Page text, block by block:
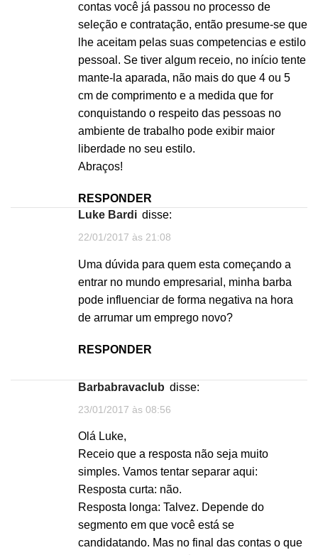
contas você já passou no processo de
seleção e contratação, então presume-se que
lhe aceitam pelas suas competencias e estilo
pessoal. Se tiver algum receio, no início tente
mante-la aparada, não mais do que 4 ou 5
cm de comprimento e a medida que for
conquistando o respeito das pessoas no
ambiente de trabalho pode exibir maior
liberdade no seu estilo.
Abraços!
RESPONDER
Luke Bardi disse:
22/01/2017 às 21:08
Uma dúvida para quem esta começando a
entrar no mundo empresarial, minha barba
pode influenciar de forma negativa na hora
de arrumar um emprego novo?
RESPONDER
barbabravaclub disse:
23/01/2017 às 08:56
Olá Luke,
Receio que a resposta não seja muito
simples. Vamos tentar separar aqui:
Resposta curta: não.
Resposta longa: Talvez. Depende do
segmento em que você está se
candidatando. Mas no final das contas o que